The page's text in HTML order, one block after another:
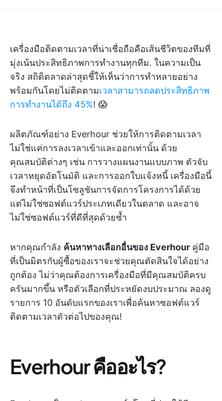
เครื่องมือติดตามเวลาที่น่าเชื่อถือคือเส้นชีวิตของทีมที่
มุ่งเน้นประสิทธิภาพการทำงานทุกทีม. ในความเป็น
จริง สถิติตลาดล่าสุดชี้ให้เห็นว่าการทำหลายอย่าง
พร้อมกันโดยไม่ติดตามเวลาสามารถลดประสิทธิภาพ
การทำงานได้ถึง 45%! 😱
ผลิตภัณฑ์อย่าง Everhour ช่วยให้การติดตามเวลา
ไม่ใช่แค่การลงเวลาเข้าและออกเท่านั้น ด้วย
คุณสมบัติต่างๆ เช่น การวางแผนงานแบบภาพ ตัวจับ
เวลาหยุดอัตโนมัติ และการออกใบแจ้งหนี้ เครื่องมือนี้
จึงทำหน้าที่เป็นโซลูชันการจัดการโครงการได้ด้วย
แต่ไม่ใช่ซอฟต์แวร์ประเภทเดียวในตลาด และอาจ
ไม่ใช่ซอฟต์แวร์ที่ดีที่สุดด้วยซ้ำ
หากคุณกำลัง ค้นหาทางเลือกอื่นของ Everhour คู่มือ
ที่เป็นมิตรกับผู้ซื้อของเราจะช่วยคุณตัดสินใจได้อย่าง
ถูกต้อง ไม่ว่าคุณต้องการเครื่องมือที่มีคุณสมบัติครบ
ครันมากขึ้น หรือตัวเลือกที่ประหยัดงบประมาณ ลองดู
รายการ 10 อันดับแรกของเราเพื่อค้นหาซอฟต์แวร์
ติดตามเวลาตัวต่อไปของคุณ!
Everhour คืออะไร?